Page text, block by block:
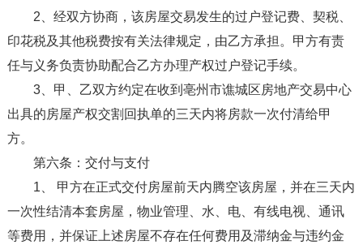
2、经双方协商，该房屋交易发生的过户登记费、契税、
印花税及其他税费按有关法律规定，由乙方承担。甲方有责
任与义务负责协助配合乙方办理产权过户登记手续。
3、甲、乙双方约定在收到亳州市谯城区房地产交易中心
出具的房屋产权交割回执单的三天内将房款一次付清给甲
方。
第六条：交付与支付
1、 甲方在正式交付房屋前天内腾空该房屋，并在三天内
一次性结清本套房屋，物业管理、水、电、有线电视、通讯
等费用，并保证上述房屋不存在任何费用及滞纳金与违约金